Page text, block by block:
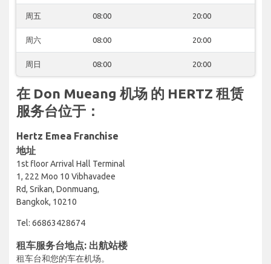
周五 08:00 20:00
周六 08:00 20:00
周日 08:00 20:00
在 Don Mueang 机场 的 HERTZ 租赁
服务台位于：
Hertz Emea Franchise
地址
1st floor Arrival Hall Terminal
1, 222 Moo 10 Vibhavadee
Rd, Srikan, Donmuang,
Bangkok, 10210
Tel: 66863428674
租车服务台地点: 出航站楼
租车台和您的车在机场。